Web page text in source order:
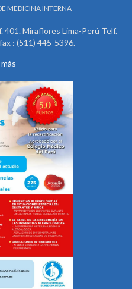
MEDICINA INTERNA
401. Miraflores Lima-Perú Telf.
: (511) 445-5396.